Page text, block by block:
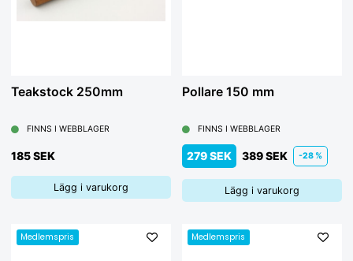
Teakstock 250mm
FINNS I WEBBLAGER
185 SEK
Lägg i varukorg
Pollare 150 mm
FINNS I WEBBLAGER
279 SEK 389 SEK -28 %
Lägg i varukorg
Medlemspris Medlemspris